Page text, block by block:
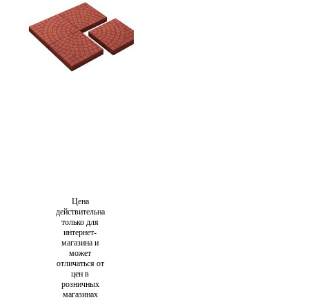
Цена
действительна
только для
интернет-
магазина и
может
отличаться от
цен в
розничных
магазинах